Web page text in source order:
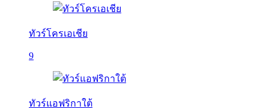
ทัวร์โครเอเชีย
9
ทัวร์แอฟริกาใต้